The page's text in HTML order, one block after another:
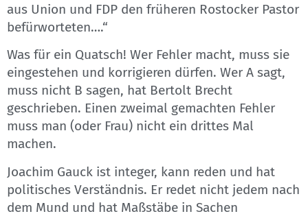
aus Union und FDP den früheren Rostocker Pastor
befürworteten….“
Was für ein Quatsch! Wer Fehler macht, muss sie
eingestehen und korrigieren dürfen. Wer A sagt,
muss nicht B sagen, hat Bertolt Brecht
geschrieben. Einen zweimal gemachten Fehler
muss man (oder Frau) nicht ein drittes Mal
machen.
Joachim Gauck ist integer, kann reden und hat
politisches Verständnis. Er redet nicht jedem nach
dem Mund und hat Maßstäbe in Sachen